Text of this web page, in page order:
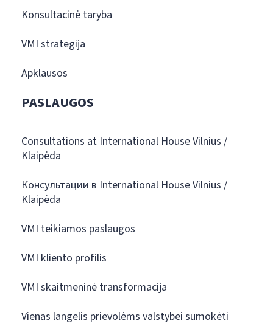
Konsultacinė taryba
VMI strategija
Apklausos
PASLAUGOS
Consultations at International House Vilnius /
Klaipėda
Консультации в International House Vilnius /
Klaipėda
VMI teikiamos paslaugos
VMI kliento profilis
VMI skaitmeninė transformacija
Vienas langelis prievolėms valstybei sumokėti